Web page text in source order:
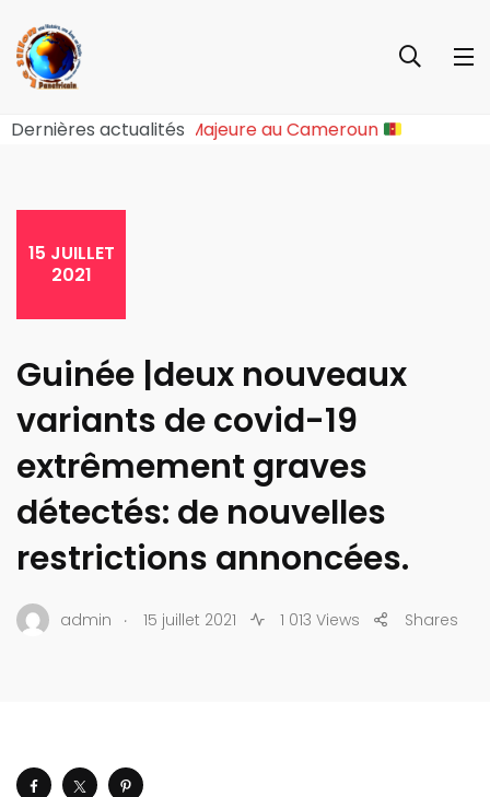
Dernières actualités
Rupture Sociopolitique Majeure au Cameroun
15 JUILLET
2021
Guinée |deux nouveaux
variants de covid-19
extrêmement graves
détectés: de nouvelles
restrictions annoncées.
admin . 15 juillet 2021 1 013 Views Shares